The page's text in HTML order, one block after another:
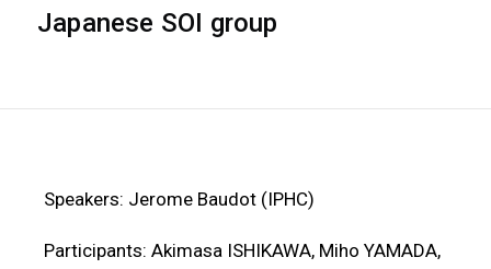
Japanese SOI group
Speakers: Jerome Baudot (IPHC)
Participants: Akimasa ISHIKAWA, Miho YAMADA,